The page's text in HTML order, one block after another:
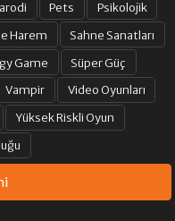
Pets
Psikolojik
Harem
Sahne Sanatları
Game
Süper Güç
Vampir
Video Oyunları
Yüksek Riskli Oyun